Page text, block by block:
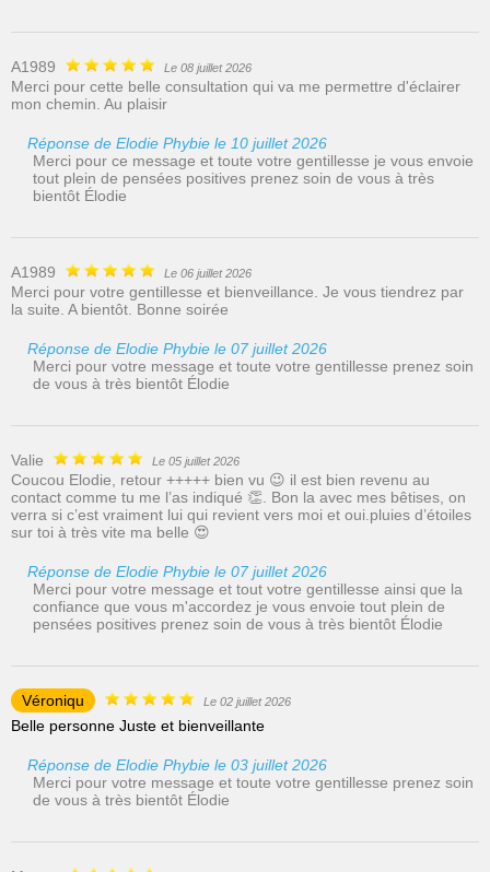
A1989 Le 08 juillet 2026
Merci pour cette belle consultation qui va me permettre d'éclairer
mon chemin. Au plaisir
Réponse de Elodie Phybie le 10 juillet 2026
Merci pour ce message et toute votre gentillesse je vous envoie
tout plein de pensées positives prenez soin de vous à très
bientôt Élodie
A1989 Le 06 juillet 2026
Merci pour votre gentillesse et bienveillance. Je vous tiendrez par
la suite. A bientôt. Bonne soirée
Réponse de Elodie Phybie le 07 juillet 2026
Merci pour votre message et toute votre gentillesse prenez soin
de vous à très bientôt Élodie
Valie Le 05 juillet 2026
Coucou Elodie, retour +++++ bien vu 😉 il est bien revenu au
contact comme tu me l’as indiqué 👏. Bon la avec mes bêtises, on
verra si c’est vraiment lui qui revient vers moi et oui.pluies d’étoiles
sur toi à très vite ma belle 😍
Réponse de Elodie Phybie le 07 juillet 2026
Merci pour votre message et tout votre gentillesse ainsi que la
confiance que vous m'accordez je vous envoie tout plein de
pensées positives prenez soin de vous à très bientôt Élodie
Véroniqu Le 02 juillet 2026
Belle personne Juste et bienveillante
Réponse de Elodie Phybie le 03 juillet 2026
Merci pour votre message et toute votre gentillesse prenez soin
de vous à très bientôt Élodie